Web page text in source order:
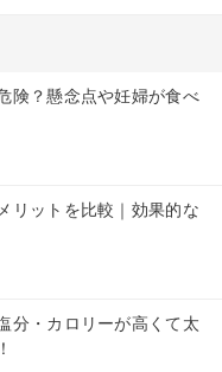
険？懸念点や妊婦が食べ
リットを比較｜効果的な
分・カロリーが高くて太